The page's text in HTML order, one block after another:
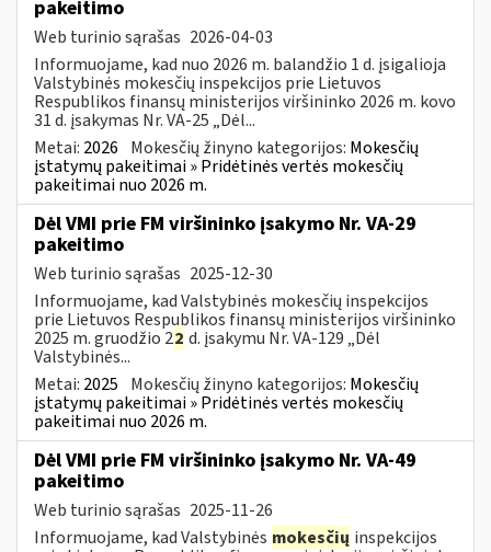
pakeitimo
Web turinio sąrašas 2026-04-03
Informuojame, kad nuo 2026 m. balandžio 1 d. įsigalioja
Valstybinės mokesčių inspekcijos prie Lietuvos
Respublikos finansų ministerijos viršininko 2026 m. kovo
31 d. įsakymas Nr. VA-25 „Dėl...
Metai: 2026 Mokesčių žinyno kategorijos: Mokesčių
įstatymų pakeitimai » Pridėtinės vertės mokesčių
pakeitimai nuo 2026 m.
Dėl VMI prie FM viršininko įsakymo Nr. VA-29
pakeitimo
Web turinio sąrašas 2025-12-30
Informuojame, kad Valstybinės mokesčių inspekcijos
prie Lietuvos Respublikos finansų ministerijos viršininko
2025 m. gruodžio 22 d. įsakymu Nr. VA-129 „Dėl
Valstybinės...
Metai: 2025 Mokesčių žinyno kategorijos: Mokesčių
įstatymų pakeitimai » Pridėtinės vertės mokesčių
pakeitimai nuo 2026 m.
Dėl VMI prie FM viršininko įsakymo Nr. VA-49
pakeitimo
Web turinio sąrašas 2025-11-26
Informuojame, kad Valstybinės mokesčių inspekcijos